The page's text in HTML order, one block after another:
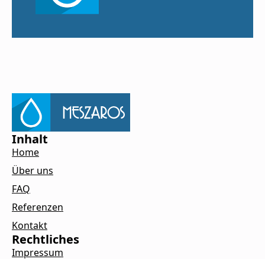
Inhalt
Home
Über uns
FAQ
Referenzen
Kontakt
Rechtliches
Impressum